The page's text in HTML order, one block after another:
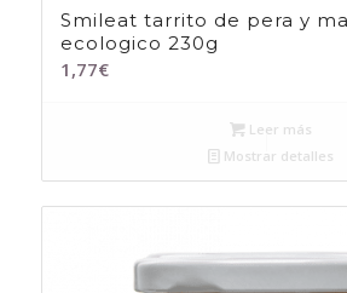
Smileat tarrito de pera y
ecologico 230g
1,77€
Leer más
Mostrar detalles